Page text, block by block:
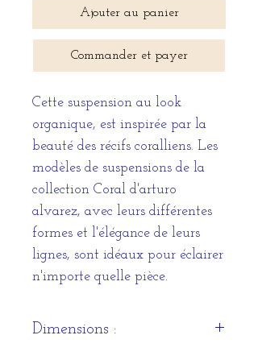
Ajouter au panier
Commander et payer
Cette suspension au look
organique, est inspirée par la
beauté des récifs coralliens. Les
modèles de suspensions de la
collection Coral d'arturo
alvarez, avec leurs différentes
formes et l'élégance de leurs
lignes, sont idéaux pour éclairer
n'importe quelle pièce.
Dimensions :